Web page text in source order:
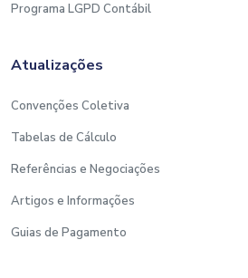
Programa LGPD Contábil
Atualizações
Convenções Coletiva
Tabelas de Cálculo
Referências e Negociações
Artigos e Informações
Guias de Pagamento